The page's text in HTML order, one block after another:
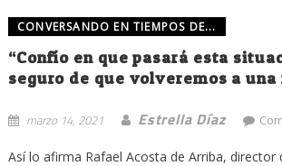
CONVERSANDO EN TIEMPOS DE...
“Confío en que pasará esta
seguro de que volveremos a
marzo 14, 2021 Estrella Díaz
Así lo afirma Rafael Acosta de Arriba, director